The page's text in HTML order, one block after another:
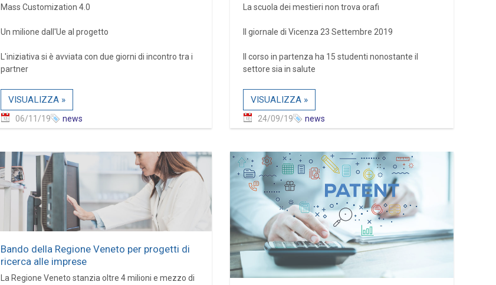
Mass Customization 4.0
Un milione dall'Ue al progetto
L'iniziativa si è avviata con due giorni di incontro tra i
partner
VISUALIZZA »
06/11/19 news
La scuola dei mestieri non trova orafi
Il giornale di Vicenza 23 Settembre 2019
Il corso in partenza ha 15 studenti nonostante il
settore sia in salute
VISUALIZZA »
24/09/19 news
Bando della Regione Veneto per progetti di
ricerca alle imprese
La Regione Veneto stanzia oltre 4 milioni e mezzo di